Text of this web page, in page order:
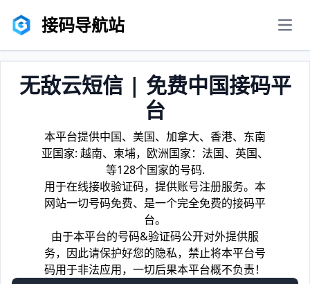
接码导航站
无敌云短信 | 免费中国接码平
台
本平台提供中国、美国、加拿大、香港、东南
亚国家: 越南、柬埔，欧洲国家：法国、英国、
等128个国家的号码.
用于在线接收验证码，提供账号注册服务。本
网站一切号码免费、是一个完全免费的接码平
台。
由于本平台的号码&验证码公开对外提供服
务，因此请保护好您的隐私，禁止将本平台号
码用于非法应用，一切后果本平台概不负责！